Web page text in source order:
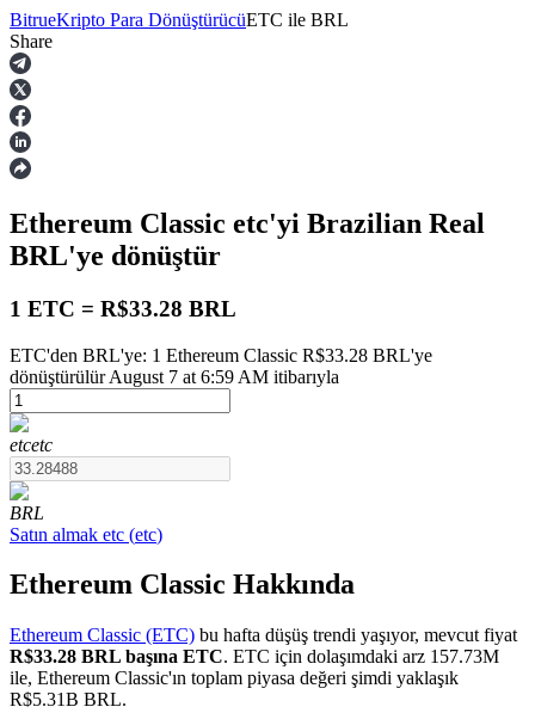
Vadeli İşlemler
USDT Vadeli İşlemleri
COIN-M Vadeli İşlemleri
Kripto Para Vadeli İşlemleri
BitrueKripto Para DönüştürücüETC ile BRL
Share
Ethereum Classic etc'yi Brazilian Real
BRL'ye dönüştür
1 ETC = R$33.28 BRL
ETC'den BRL'ye: 1 Ethereum Classic R$33.28 BRL'ye
dönüştürülür August 7 at 6:59 AM itibarıyla
etcetc
BRL
Satın almak etc (etc)
Ethereum Classic Hakkında
Ethereum Classic (ETC) bu hafta düşüş trendi yaşıyor, mevcut fiyat
R$33.28 BRL başına ETC. ETC için dolaşımdaki arz 157.73M
ile, Ethereum Classic'ın toplam piyasa değeri şimdi yaklaşık
R$5.31B BRL.